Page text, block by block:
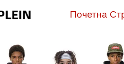
Почетна